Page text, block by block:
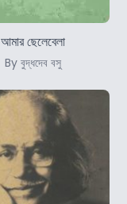
আমার ছেলেবেলা
By বুদ্ধদেব বসু